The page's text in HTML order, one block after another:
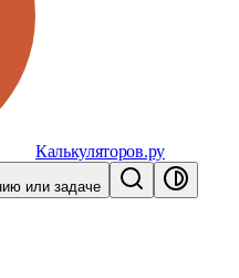
Калькуляторов.ру
или задаче